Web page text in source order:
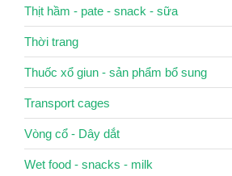
Thịt hầm - pate - snack - sữa
Thời trang
Thuốc xổ giun - sản phẩm bổ sung
Transport cages
Vòng cổ - Dây dắt
Wet food - snacks - milk